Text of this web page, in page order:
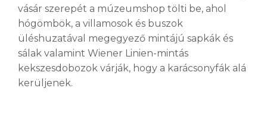
vásár szerepét a múzeumshop tölti be, ahol
hógömbök, a villamosok és buszok
üléshuzatával megegyező mintájú sapkák és
sálak valamint Wiener Linien-mintás
kekszesdobozok várják, hogy a karácsonyfák alá
kerüljenek.